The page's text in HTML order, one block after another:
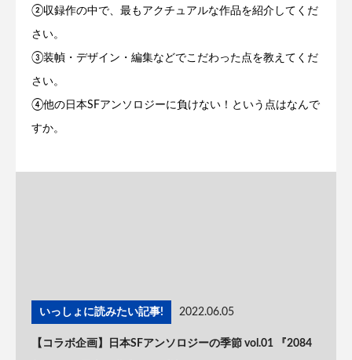
②収録作の中で、最もアクチュアルな作品を紹介してくだ
さい。
③装幀・デザイン・編集などでこだわった点を教えてくだ
さい。
④他の日本SFアンソロジーに負けない！という点はなんで
すか。
いっしょに読みたい記事! 2022.06.05
【コラボ企画】日本SFアンソロジーの季節 vol.01 『2084